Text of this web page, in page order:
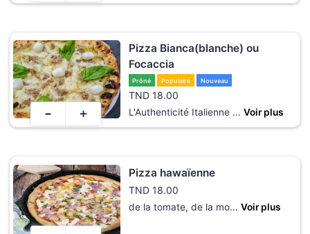
Pizza Bianca(blanche) ou
Focaccia
Prôné Populaire Nouveau
TND 18.00
L'Authenticité Italienne ... Voir plus
- +
Pizza hawaïenne
TND 18.00
de la tomate, de la mo... Voir plus